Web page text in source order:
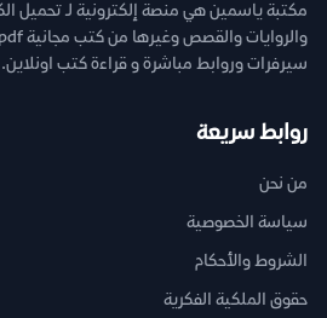
مكتبة ياسمين هي منصة إلكترونية لـ تحميل
سيرفرات وروابط مباشرة و قراءة كتب اونلاين.
روابط سريعة
من نحن
سياسة الخصوصية
الشروط والأحكام
حقوق الملكية الفكرية